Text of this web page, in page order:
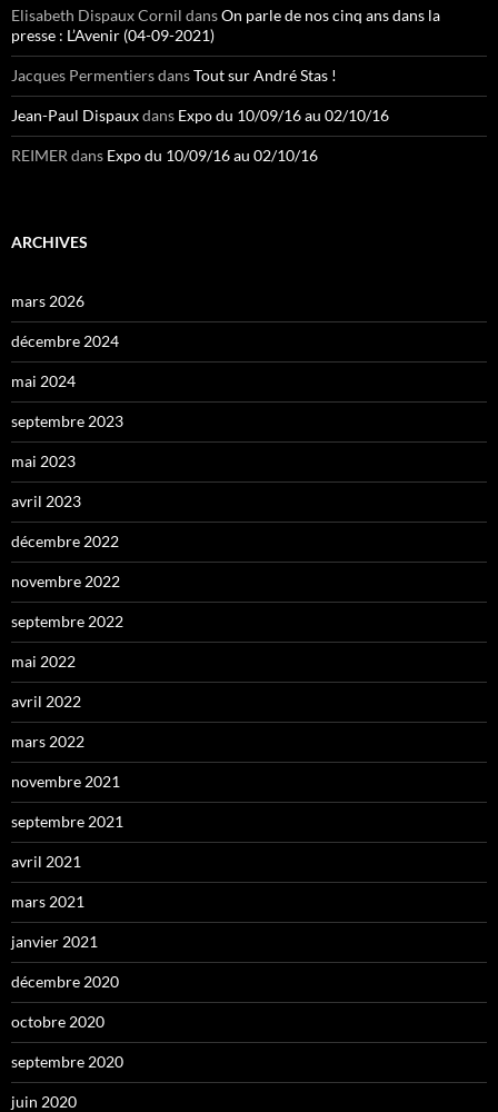
Elisabeth Dispaux Cornil dansOn parle de nos cinq ans dans la
presse : L’Avenir (04-09-2021)
Jacques PermentiersdansTout sur André Stas !
Jean-Paul Dispauxdans Expo du 10/09/16 au 02/10/16
REIMER dans Expo du 10/09/16 au 02/10/16
ARCHIVES
mars 2026
décembre 2024
mai 2024
septembre 2023
mai 2023
avril 2023
décembre 2022
novembre 2022
septembre 2022
mai 2022
avril 2022
mars 2022
novembre 2021
septembre 2021
avril 2021
mars 2021
janvier 2021
décembre 2020
octobre 2020
septembre 2020
juin 2020